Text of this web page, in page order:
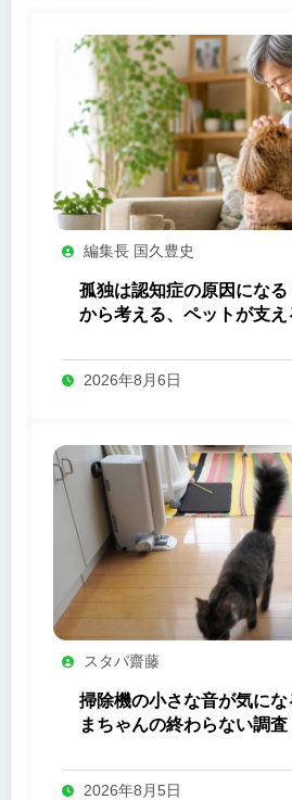
編集長 国久豊史
孤独は認知症の原因にな
から考える、ペットが支え
2026年8月6日
スタパ齋藤
掃除機の小さな音が気に
まちゃんの終わらない調査
2026年8月5日